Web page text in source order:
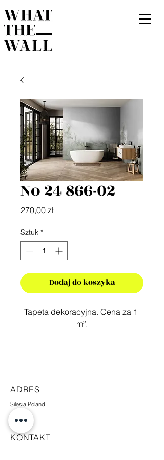
No 24 866-02
270,00 złCena
Sztuk *
Dodaj do koszyka
Tapeta dekoracyjna. Cena za 1
m².
ADRES
Silesia,Poland
KONTAKT